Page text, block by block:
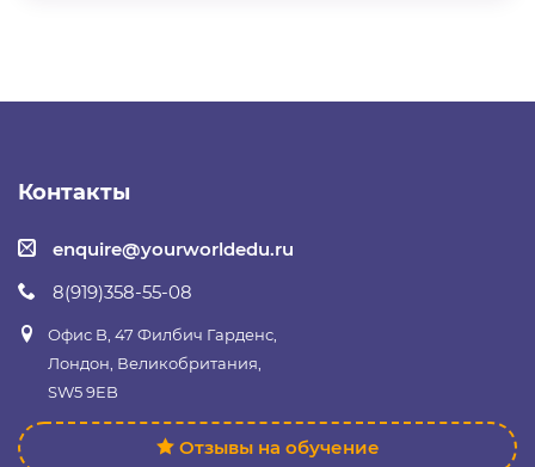
Контакты
enquire@yourworldedu.ru
8(919)358-55-08
Офис B, 47 Филбич Гарденс,
Лондон, Великобритания,
SW5 9EB
Отзывы на обучение